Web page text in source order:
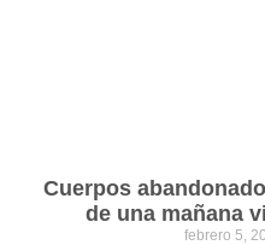
Cuerpos
de una mañana
febrero 5,